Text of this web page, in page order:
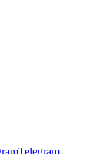
Telegram